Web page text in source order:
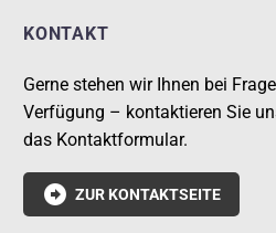
KONTAKT
Gerne stehen wir Ihnen bei
Verfügung – kontaktieren Sie
das Kontaktformular.
 ZUR KONTAKTSEITE